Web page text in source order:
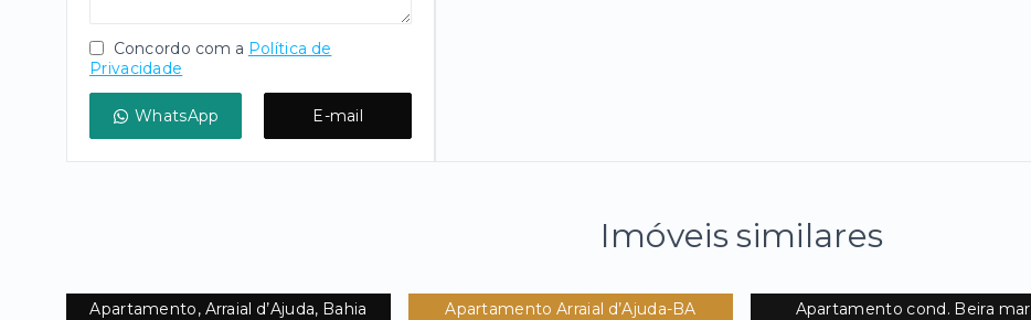
Concordo com a Política de
Privacidade
WhatsApp E-mail
Imóveis similares
Apartamento, Arraial d’Ajuda, Bahia Apartamento Arraial d’Ajuda-BA Apartamento cond. Beira mar